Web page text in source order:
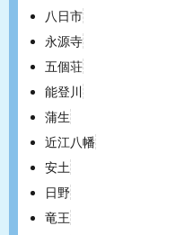
八日市
永源寺
五個荘
能登川
蒲生
近江八幡
安土
日野
竜王